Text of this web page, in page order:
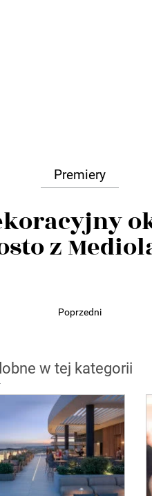
Premiery
z
Poprzedni
w tej kategorii